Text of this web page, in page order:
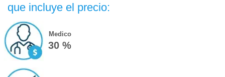
que incluye el precio:
Medico
30 %